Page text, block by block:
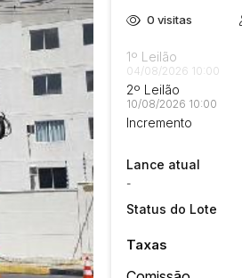
0 visitas
1º Leilão
04/08/2026 10:00
2º Leilão
10/08/2026 10:00
Incremento
Lance atual
-
Status do Lote
Taxas